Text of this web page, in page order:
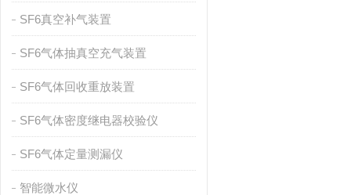
SF6真空补气装置
SF6气体抽真空充气装置
SF6气体回收重放装置
SF6气体密度继电器校验仪
SF6气体定量测漏仪
智能微水仪